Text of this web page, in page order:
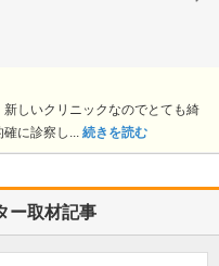
しいクリニックなのでとても綺
に診察し... 続きを読む
ー取材記事